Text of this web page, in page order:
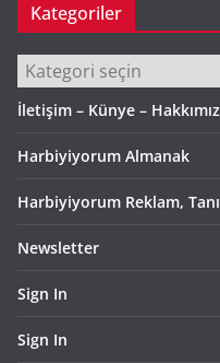
Kategoriler
Kategoriler
İletişim – Künye –
Harbiyiyorum Almanak
Harbiyiyorum Reklam,
Newsletter
Sign In
Sign In